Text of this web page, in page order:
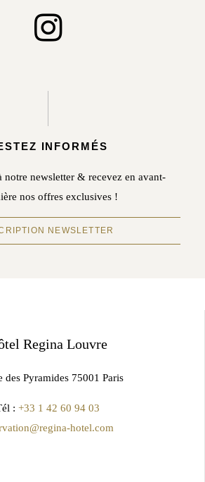
INFORMÉS
notre newsletter & recevez en avant-
nos offres exclusives !
NEWSLETTER
Regina Louvre
des Pyramides 75001 Paris
: +33 1 42 60 94 03
hotel.com